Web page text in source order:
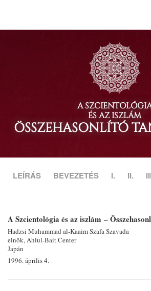
A
ÉS AZ ISZLÁM
ÖSSZEHASONLÍTÓ
LEÍRÁS BEVEZETÉS I. II.
A Szcientológia és az iszlám –
Hadzsi Muhammad al-KaaimSzafa Szavada
elnök, Ahlul-Bait Center
Japán
1996. április 4.